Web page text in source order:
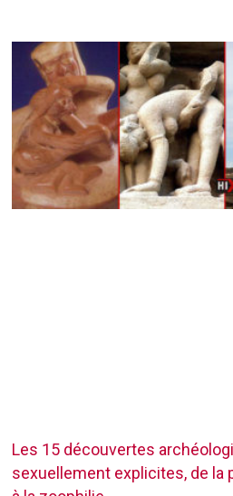
Les 15 découvertes
sexuellement explicites, de la